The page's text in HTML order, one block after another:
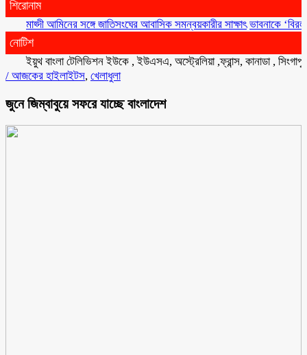
শিরোনাম
মাহ্দী আমিনের সঙ্গে জাতিসংঘের আবাসিক সমন্বয়কারীর সাক্ষাৎ ভাবনাকে ‘বিরল
নোটিশ
ইয়ুথ বাংলা টেলিভিশন ইউকে , ইউএসএ, অস্ট্রেলিয়া ,ফ্রান্স, কানাডা , সিংগাপুর ,
/ আজকের হাইলাইটস, খেলাধুলা
জুনে জিম্বাবুয়ে সফরে যাচ্ছে বাংলাদেশ